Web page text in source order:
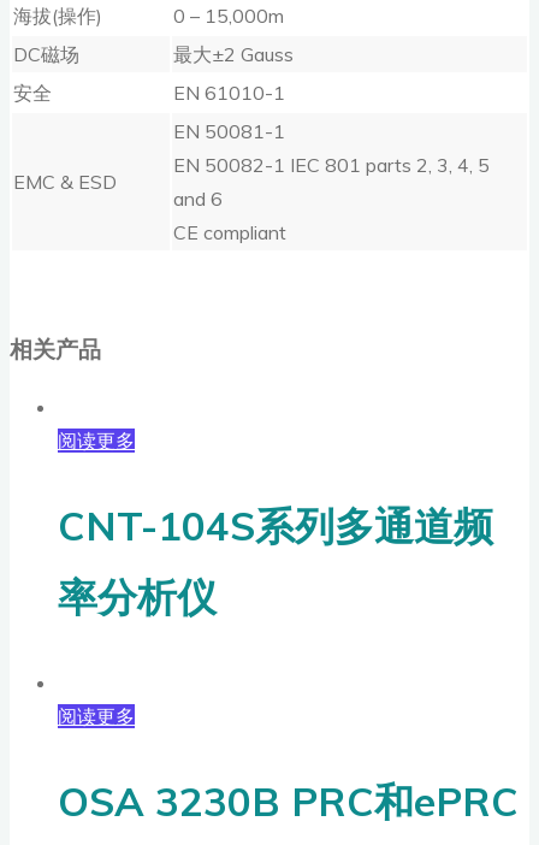
海拔(操作)
0 – 15,000m
DC磁场
最大±2 Gauss
安全
EN 61010-1
EMC & ESD
EN 50081-1
EN 50082-1 IEC 801 parts 2, 3, 4, 5
and 6
CE compliant
相关产品
阅读更多
CNT-104S系列多通道频
率分析仪
阅读更多
OSA 3230B PRC和ePRC